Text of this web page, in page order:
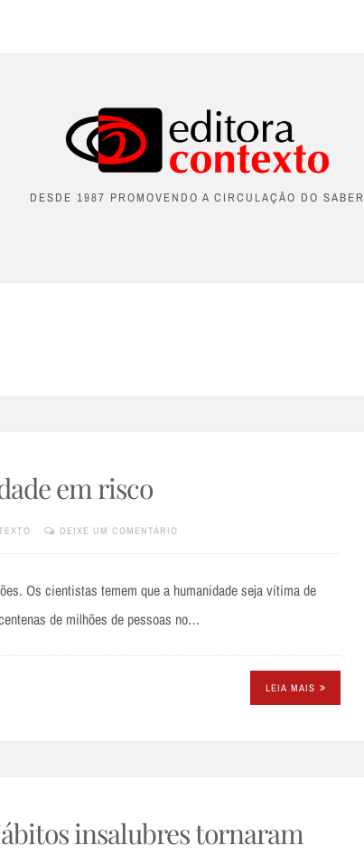
DESDE 1987 PROMOVENDO A CIRCULAÇÃO DO SABER
em risco
DEIXE UM COMENTÁRIO
Os cientistas temem que a humanidade seja vítima de
de milhões de pessoas no…
LEIA MAIS
insalubres tornaram